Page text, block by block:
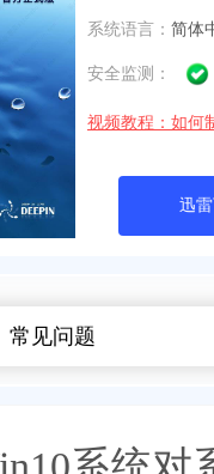
系统语言： 简体
安全监测：
视频教程：如何
迅
常见问题